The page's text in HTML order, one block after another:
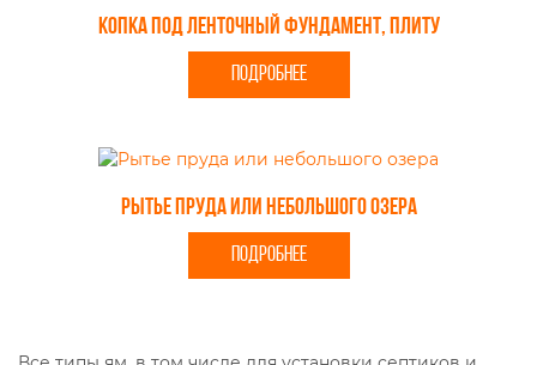
Копка под ленточный фундамент, плиту
ПОДРОБНЕЕ
Рытье пруда или небольшого озера
ПОДРОБНЕЕ